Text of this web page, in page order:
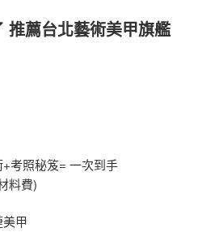
推薦台北藝術美甲旗艦
考照秘笈= 一次到手
料費)
甲